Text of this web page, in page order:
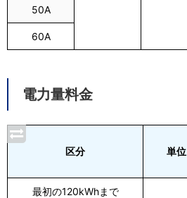
50A
60A
電力量料金
区分 単位
最初の120kWhまで